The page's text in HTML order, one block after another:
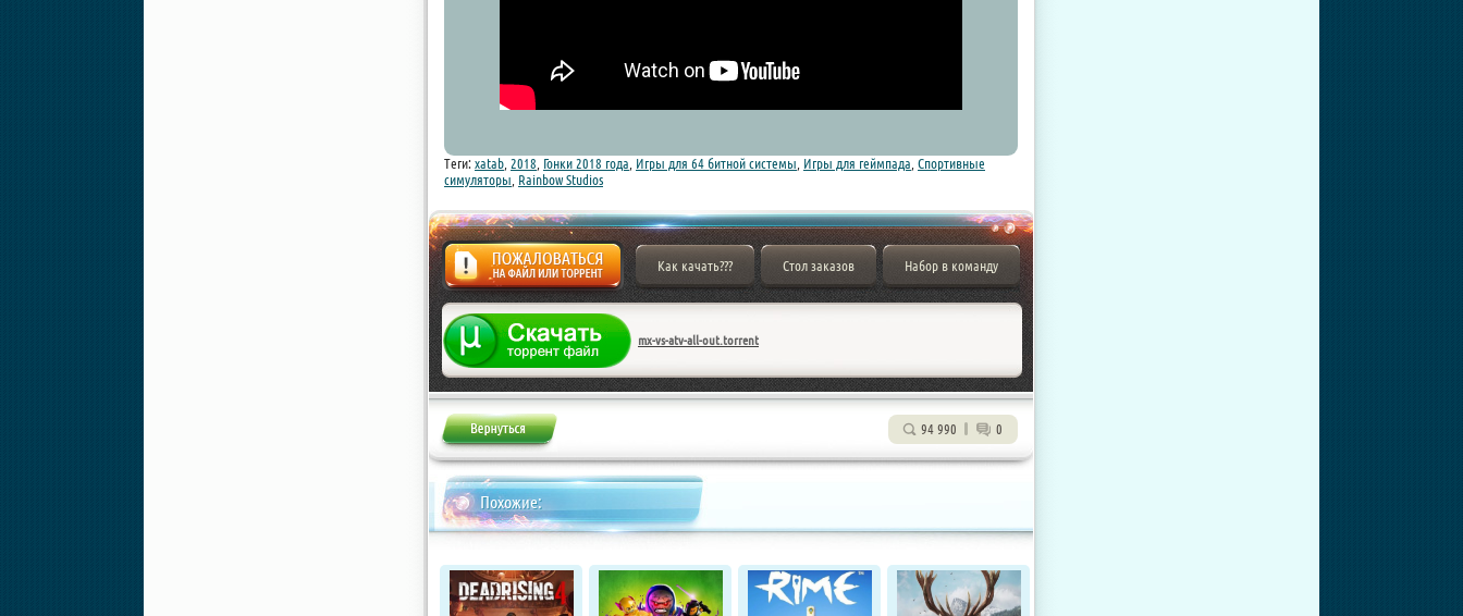
Теги: xatab 2018 Гонки 2018 года Игры для 64 битной системы Игры для геймпада Спортивные
симуляторы Rainbow Studios
Жалоба
Как качать??? Стол заказов Набор в команду
mx-vs-atv-all-out.torrent
94 990 0
Похожие: